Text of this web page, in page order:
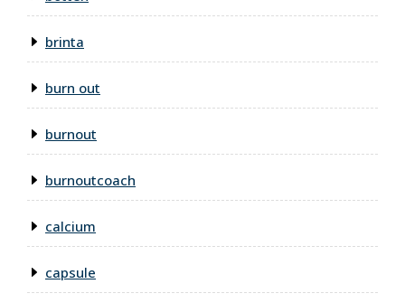
brinta
burn out
burnout
burnoutcoach
calcium
capsule